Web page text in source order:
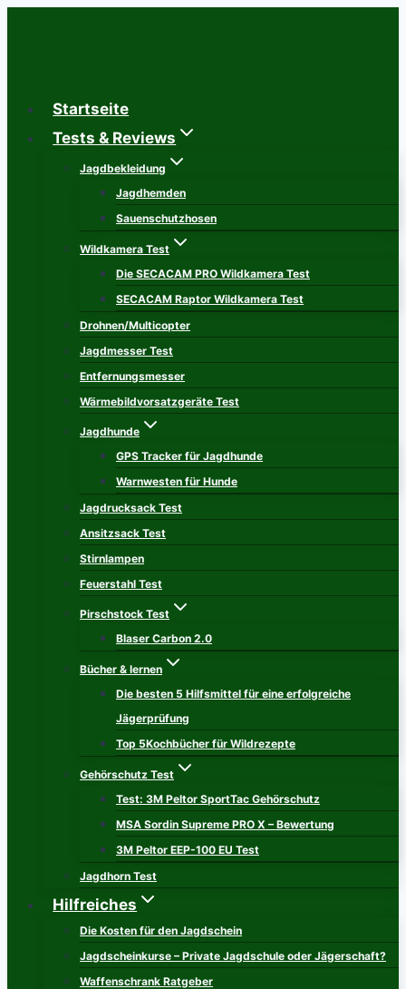
Startseite
Tests & Reviews
Jagdbekleidung
Jagdhemden
Sauenschutzhosen
Wildkamera Test
Die SECACAM PRO Wildkamera Test
SECACAM Raptor Wildkamera Test
Drohnen/Multicopter
Jagdmesser Test
Entfernungsmesser
Wärmebildvorsatzgeräte Test
Jagdhunde
GPS Tracker für Jagdhunde
Warnwesten für Hunde
Jagdrucksack Test
Ansitzsack Test
Stirnlampen
Feuerstahl Test
Pirschstock Test
Blaser Carbon 2.0
Bücher & lernen
Die besten 5 Hilfsmittel für eine erfolgreiche
Jägerprüfung
Top 5Kochbücher für Wildrezepte
Gehörschutz Test
Test: 3M Peltor SportTac Gehörschutz
MSA Sordin Supreme PRO X – Bewertung
3M Peltor EEP-100 EU Test
Jagdhorn Test
Hilfreiches
Die Kosten für den Jagdschein
Jagdscheinkurse – Private Jagdschule oder Jägerschaft?
Waffenschrank Ratgeber